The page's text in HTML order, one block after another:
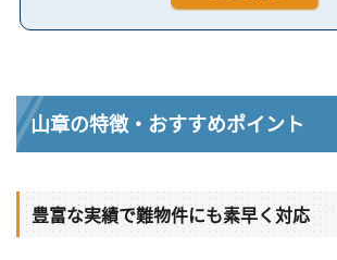
山章の特徴・おすすめポイント
豊富な実績で難物件にも素早く対応